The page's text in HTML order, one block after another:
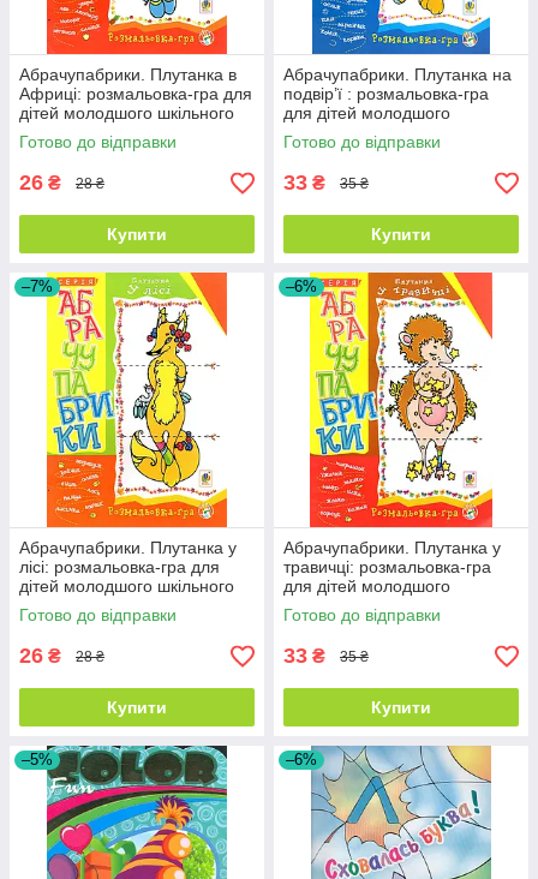
Абрачупабрики. Плутанка в
Африці: розмальовка-гра для
дітей молодшого шкільного
віку.
Готово до відправки
26 ₴ 28 ₴
Купити
Абрачупабрики. Плутанка на
подвір’ї : розмальовка-гра
для дітей молодшого
шкільного віку.
Готово до відправки
33 ₴ 35 ₴
Купити
–7%
Абрачупабрики. Плутанка у
лісі: розмальовка-гра для
дітей молодшого шкільного
віку.
Готово до відправки
26 ₴ 28 ₴
Купити
–6%
Абрачупабрики. Плутанка у
травичці: розмальовка-гра
для дітей молодшого
шкільного віку.
Готово до відправки
33 ₴ 35 ₴
Купити
–5% –6%